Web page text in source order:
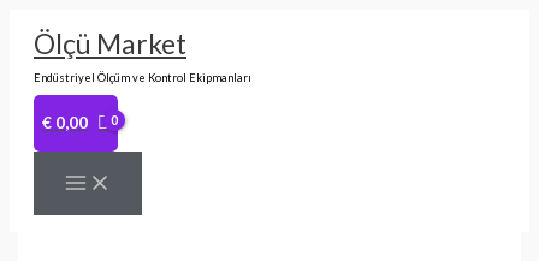
Ölçü Market
Endüstriyel Ölçüm ve Kontrol Ekipmanları
€ 0,00
-
€ 646,00
fazla